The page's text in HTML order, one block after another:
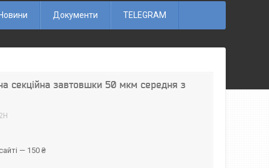
Документи TELEGRAM
секційна завтовшки 50 мкм середня з
— 150 ₴